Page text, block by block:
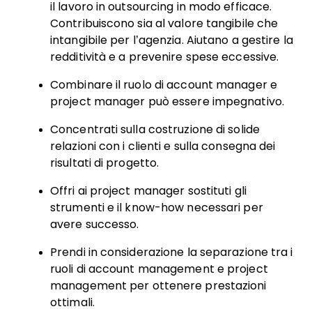
il lavoro in outsourcing in modo efficace.
Contribuiscono sia al valore tangibile che
intangibile per l’agenzia. Aiutano a gestire la
redditività e a prevenire spese eccessive.
Combinare il ruolo di account manager e
project manager può essere impegnativo.
Concentrati sulla costruzione di solide
relazioni con i clienti e sulla consegna dei
risultati di progetto.
Offri ai project manager sostituti gli
strumenti e il know-how necessari per
avere successo.
Prendi in considerazione la separazione tra i
ruoli di account management e project
management per ottenere prestazioni
ottimali.